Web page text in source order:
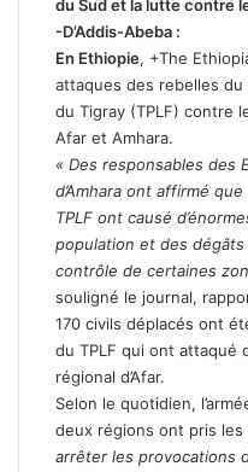
du Sud et la lutte contre
-D’Addis-Abeba :
En Ethiopie, +The
attaques des rebelles
du Tigray (TPLF) contre
Afar et Amhara.
« Des responsables des
d’Amhara ont affirmé
TPLF ont causé
population et des
contrôle de certaines
souligné le journal,
170 civils déplacés ont
du TPLF qui ont attaqué
régional d’Afar.
Selon le quotidien,
deux régions ont pris
arrêter les provocations